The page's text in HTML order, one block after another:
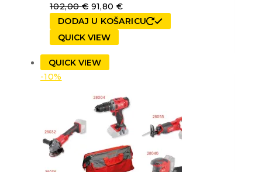
102,00€ 91,80€
DODAJ U KOŠARICU
QUICK VIEW
QUICK VIEW
-10%